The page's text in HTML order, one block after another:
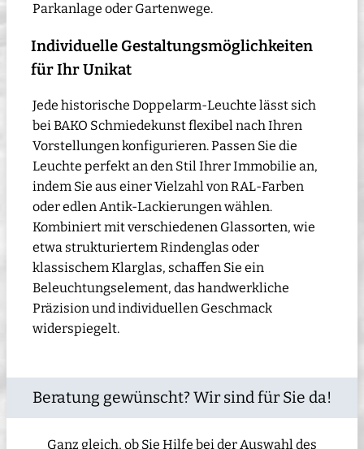
Parkanlage oder Gartenwege.
Individuelle Gestaltungsmöglichkeiten
für Ihr Unikat
Jede historische Doppelarm-Leuchte lässt sich
bei BAKO Schmiedekunst flexibel nach Ihren
Vorstellungen konfigurieren. Passen Sie die
Leuchte perfekt an den Stil Ihrer Immobilie an,
indem Sie aus einer Vielzahl von RAL-Farben
oder edlen Antik-Lackierungen wählen.
Kombiniert mit verschiedenen Glassorten, wie
etwa strukturiertem Rindenglas oder
klassischem Klarglas, schaffen Sie ein
Beleuchtungselement, das handwerkliche
Präzision und individuellen Geschmack
widerspiegelt.
Beratung gewünscht? Wir sind für Sie da!
Ganz gleich, ob Sie Hilfe bei der Auswahl des